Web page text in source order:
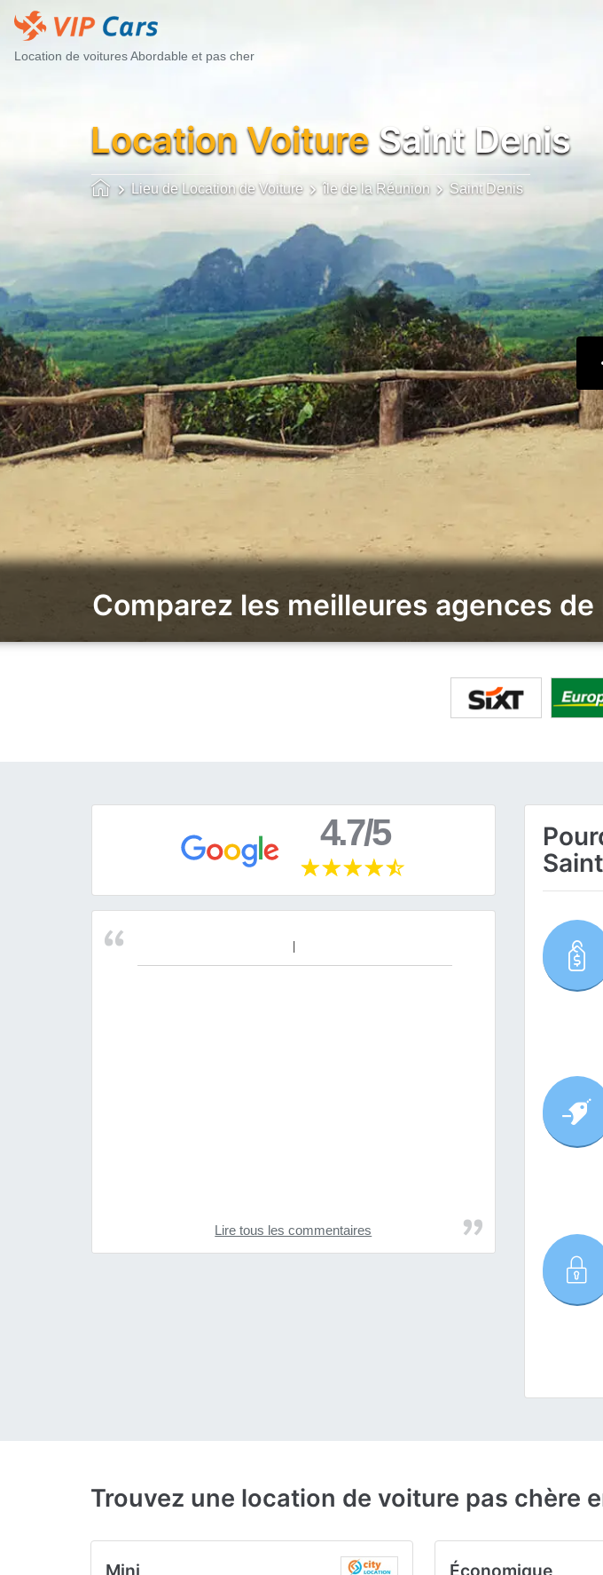
Location de voitures Abordable et pas cher
Location Voiture Saint Denis
Lieu de Location de Voiture île de la Réunion Saint Denis
Comparez les meilleures agences
4.7/5
Lire tous les commentaires
Trouvez une location de voiture pas chère
Mini Économique